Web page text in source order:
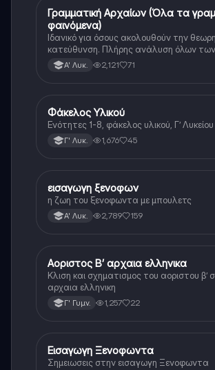
Αρχαία Ελληνικά
Γραμματική Αρχαίων (Όλα τα
φαινόμενα)
Ιδανικό για όσους ακολουθούν την
κατεύθυνση. Πλήρης ανάλυση όλων των
γραμματικών φαινομένων της αρχαίας
Α' Λυκ. 2,121 71
Αρχαία Ελληνικά
Φάκελος Υλικού
Ενότητες 1-8, φάκελος υλικού, Γ’ Λυκείου
Γ' Λυκ. 1,676 45
Αρχαία Ελληνικά
εισαγωγη ξενοφων
η ζωη του ξενοφωντα με μπουλετς
Α' Λυκ. 2,789 159
Αρχαία Ελληνικά
Αοριστος Β’ αρχαια ελληνικα
Κλιση και σχηματισμος του αοριστου β’
αρχαια ελληνικη
Γ' Γυμν. 1,257 22
Αρχαία Ελληνικά
Εισαγωγη Ξενοφωντα
Σημειωσεις στην εισαγωγη Ξενοφωντα